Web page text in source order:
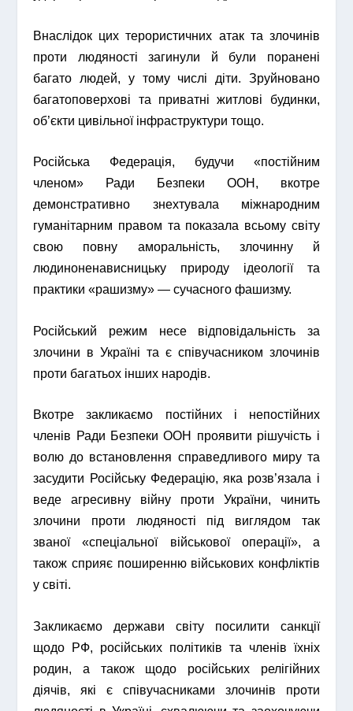
Внаслідок цих терористичних атак та злочинів
проти людяності загинули й були поранені
багато людей, у тому числі діти. Зруйновано
багатоповерхові та приватні житлові будинки,
об’єкти цивільної інфраструктури тощо.
Російська Федерація, будучи «постійним
членом» Ради Безпеки ООН, вкотре
демонстративно знехтувала міжнародним
гуманітарним правом та показала всьому світу
свою повну аморальність, злочинну й
людиноненависницьку природу ідеології та
практики «рашизму» — сучасного фашизму.
Російський режим несе відповідальність за
злочини в Україні та є співучасником злочинів
проти багатьох інших народів.
Вкотре закликаємо постійних і непостійних
членів Ради Безпеки ООН проявити рішучість і
волю до встановлення справедливого миру та
засудити Російську Федерацію, яка розв’язала і
веде агресивну війну проти України, чинить
злочини проти людяності під виглядом так
званої «спеціальної військової операції», а
також сприяє поширенню військових конфліктів
у світі.
Закликаємо держави світу посилити санкції
щодо РФ, російських політиків та членів їхніх
родин, а також щодо російських релігійних
діячів, які є співучасниками злочинів проти